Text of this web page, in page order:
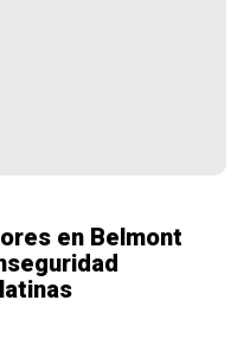
en Belmont